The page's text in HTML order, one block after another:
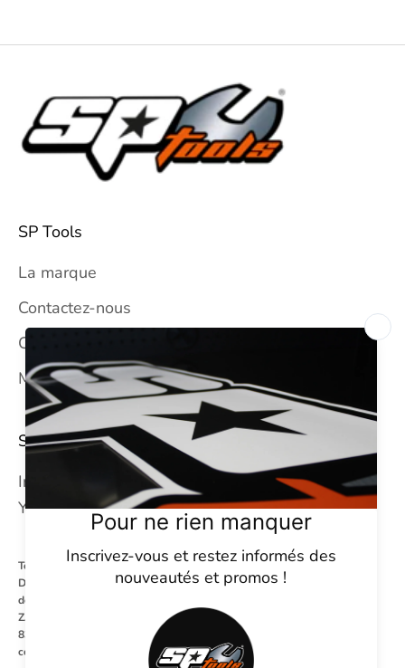
SP Tools
La marque
Contactez-nous
CGV
Mentions légales
SUIVEZ-NOUS
Instagram
YouTube
Tel : +33 (0) 4 94 93 23 65
Du Lundi au Vendredi
de 08h00 à 12h00 et de 13h30 à 17h30
ZA la Millonne - 86 rue du Revest les eaux
83140 Six Fours Les Plages
contact@sptoolsfrance.com